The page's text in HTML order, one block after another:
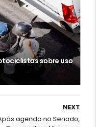
sobre uso
NEXT
agenda no Senado,